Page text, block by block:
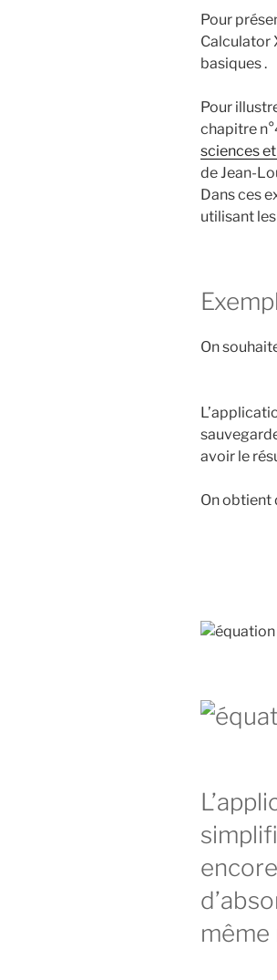
Pour
Calculator
basiques .
Pour
chapitre
sciences
de Jean-
Dans ces
utilisant
On
avoir le
On obtient
même